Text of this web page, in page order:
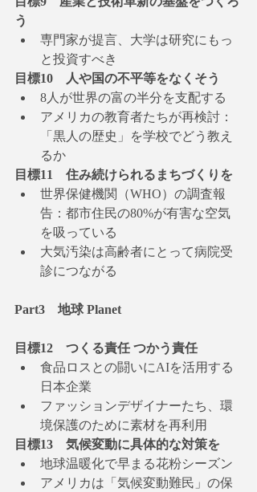
う
専門家が提言、大学は研究にもっ
と投資すべき
目標10　人や国の不平等をなくそう
8人が世界の富の半分を支配する
アメリカの教育者たちが再検討：
「黒人の歴史」を学校でどう教え
るか
目標11　住み続けられるまちづくりを
世界保健機関（WHO）の調査報
告：都市住民の80%が有害な空気
を吸っている
大気汚染は高齢者にとって病院受
診につながる
Part3　地球 Planet
目標12　つくる責任 つかう責任
食品ロスとの闘いにAIを活用する
日本企業
ファッションデザイナーたち、環
境保護のために素材を再利用
目標13　気候変動に具体的な対策を
地球温暖化で早まる花粉シーズン
アメリカは「気候変動難民」の保